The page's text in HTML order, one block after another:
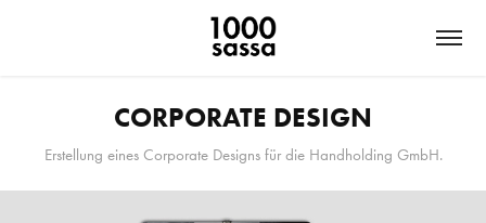
CORPORATE DESIGN
Erstellung eines Corporate Designs für die Handholding GmbH.